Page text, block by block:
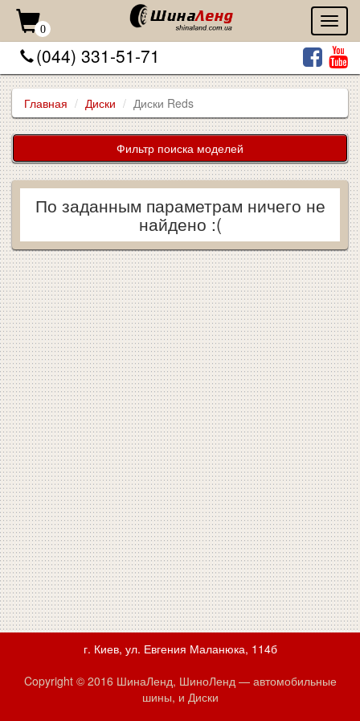
0
(044) 331-51-71
Главная Диски Диски Reds
Фильтр поиска моделей
По заданным параметрам ничего не
найдено :(
г. Киев, ул. Евгения Маланюка, 114б
Copyright © 2016 ШинаЛенд, ШиноЛенд — автомобильные
шины, и Диски